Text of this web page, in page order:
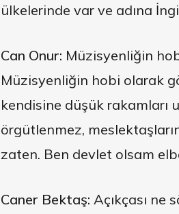
ülkelerinde var ve adına
Can Onur: Müzisyenliğin
Müzisyenliğin hobi olarak
kendisine düşük rakamları
örgütlenmez,
zaten. Ben devlet olsam
Caner Bektaş: Açıkçası ne